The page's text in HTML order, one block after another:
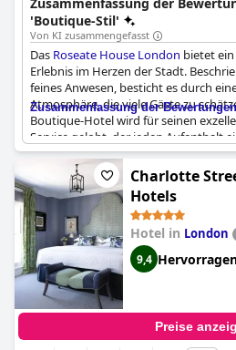
Exhibitionist Hoteldurch sein
Einrichtung und seinen
und ein stilvolles und einzigartiges
verspricht.
bequemen Aufenthalt in London.
'Boutique-Stil'
Von KI zusammengefasst
Das Roseate House London bietet
Erlebnis im Herzen der Stadt.
feines Anwesen, besticht es durch
Atmosphäre, die viele Gäste zu
Boutique-Hotel wird für seinen
Service gelobt, der jeden Aufenthalt
unvergesslich macht. Gäste
exklusive Ambiente des Hotels, das
beiträgt. Das Personal wird als
zu dem warmen und einladenden
Boutique-Hotels beiträgt.
Zusammenfassung der
Charlotte
Hotels
Hotel in London
9,4
Preise